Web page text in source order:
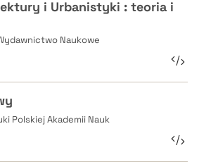
i Urbanistyki : teoria i
Naukowe
Polskiej Akademii Nauk